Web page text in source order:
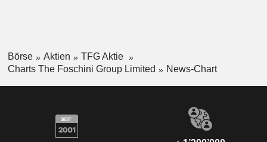
Börse Aktien
TFG Aktie
Charts The Foschini Group Limited
News-Chart